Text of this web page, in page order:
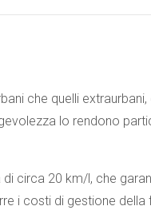
che quelli
lo rendono
circa 20 km/l, che
i costi di gestione della